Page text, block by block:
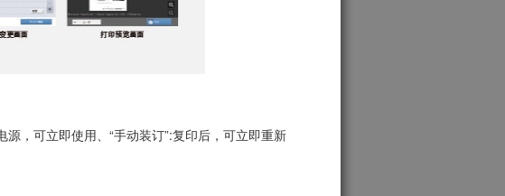
，可立即使用、“手动装订”:复印后，可立即重新